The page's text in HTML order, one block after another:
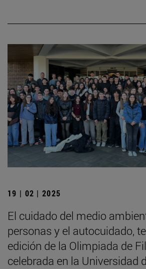
19 | 02 | 2025
El cuidado del medio
personas y el autocuidado,
edición de la Olimpiada de
celebrada en la Universidad